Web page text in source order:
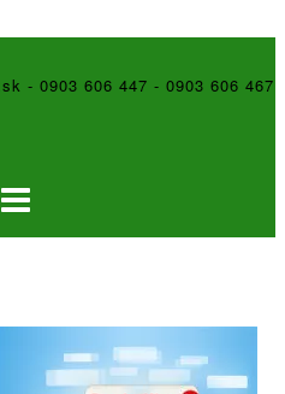
- 0903 606 447 - 0903 606 467